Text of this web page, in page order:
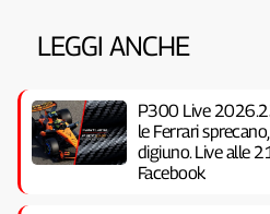
LEGGI ANCHE
P300 Live
le Ferrari
digiuno. Live alle
Facebook